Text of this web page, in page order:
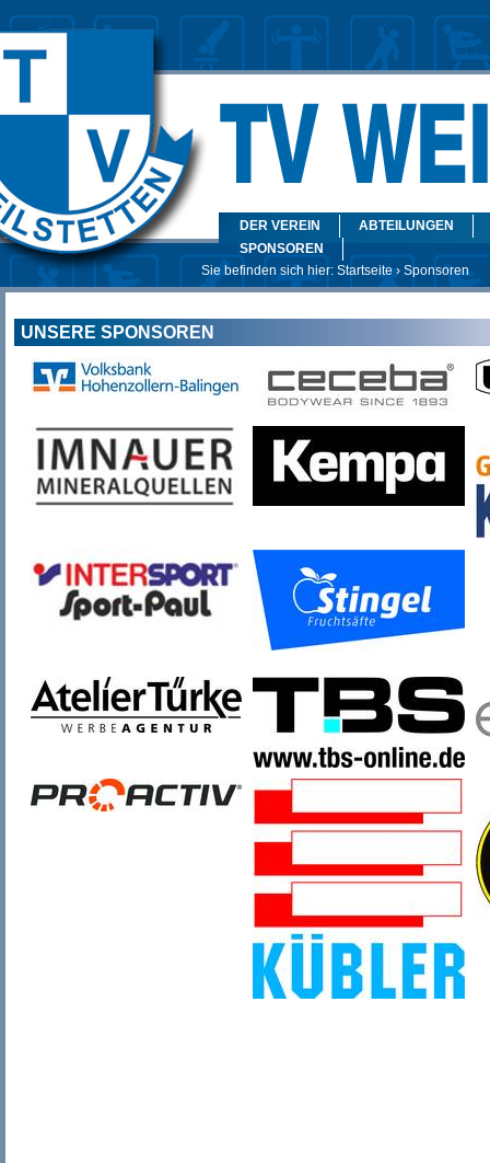
DER VEREIN
ABTEILUNGEN
SPONSOREN
Sie befinden sich hier: Startseite› Sponsoren
UNSERE SPONSOREN